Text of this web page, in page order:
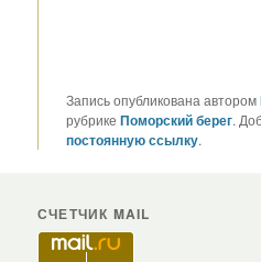
Запись опубликована автором
рубрике Поморский берег.
постоянную ссылку.
СЧЕТЧИК MAIL